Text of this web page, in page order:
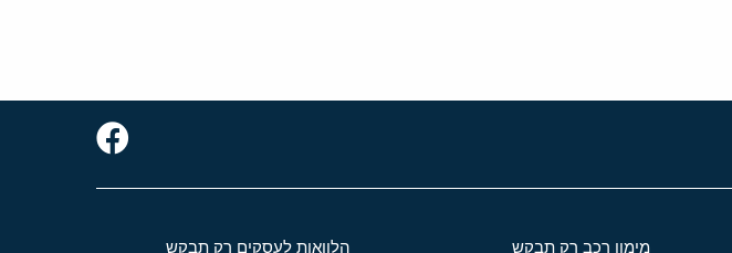
מימון רכב רק תבקש הלוואות לעסקים רק תבקש